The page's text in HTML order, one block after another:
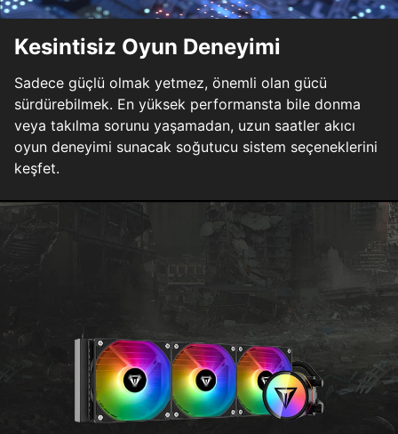
Kesintisiz Oyun Deneyimi
Sadece güçlü olmak yetmez, önemli olan gücü
sürdürebilmek. En yüksek performansta bile donma
veya takılma sorunu yaşamadan, uzun saatler akıcı
oyun deneyimi sunacak soğutucu sistem seçeneklerini
keşfet.